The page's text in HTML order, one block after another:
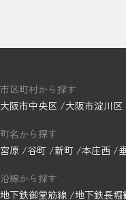
市区町村から探す
大阪市中央区
大阪市淀川区
町名から探す
宮原
谷町 新町 本庄西
沿線から探す
地下鉄御堂筋線 地下鉄長堀